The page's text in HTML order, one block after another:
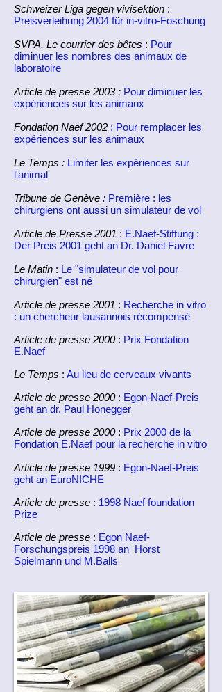
Schweizer Liga gegen vivisektion :
Preisverleihung 2004 für in-vitro-Foschung
SVPA, Le courrier des bêtes : Pour
diminuer les nombres des animaux de
laboratoire
Article de presse 2003 : Pour diminuer les
expériences sur les animaux
Fondation Naef 2002 : Pour remplacer les
expériences sur les animaux
Le Temps : Limiter les expériences sur
l'animal
Tribune de Genève : Première : les
chirurgiens ont aussi un simulateur de vol
Article de Presse 2001 : E.Naef-Stiftung :
Der Preis 2001 geht an Dr. Daniel Favre
Le Matin : Le "simulateur de vol pour
chirurgien" est né
Article de presse 2001 : Recherche in vitro
: un chercheur lausannois récompensé
Article de presse 2000 : Prix Fondation
E.Naef
Le Temps : Au lieu de cerveaux vivants
Article de presse 2000 : Egon-Naef-Preis
geht an dr. Paul Honegger
Article de presse 2000: Prix 2000 de la
Fondation E.Naef pour la recherche in vitro
Article de presse 1999 : Egon-Naef-Preis
geht an EuroNICHE
Article de presse : 1998 Naef foundation
Prize
Article de presse : Egon Naef-
Forschungspreis 1998 an Horst
Spielmann und M.Balls